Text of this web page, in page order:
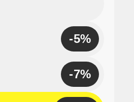
-5%
-7%